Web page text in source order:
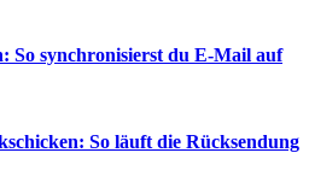
So synchronisierst du E-Mail auf
So läuft die Rücksendung